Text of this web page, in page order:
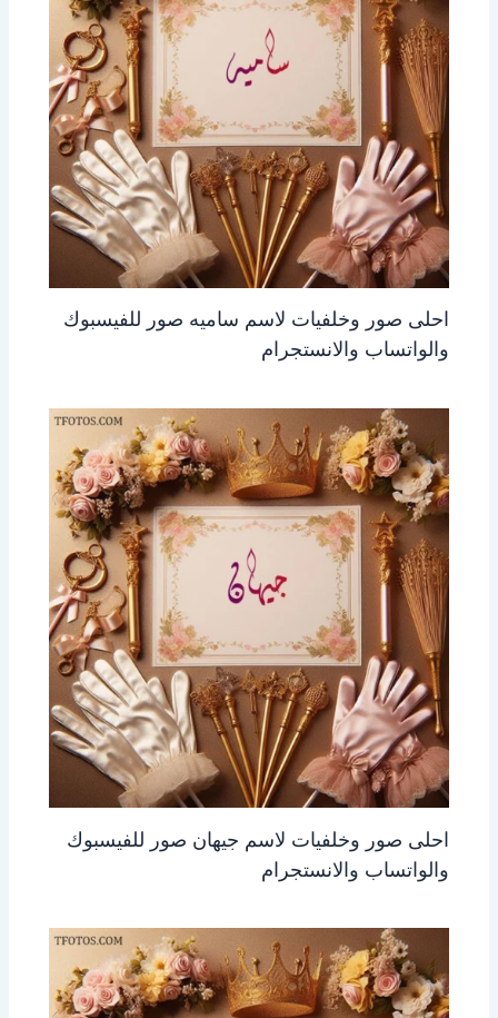
احلى صور وخلفيات لاسم ساميه صور للفيسبوك
والواتساب والانستجرام
احلى صور وخلفيات لاسم جيهان صور للفيسبوك
والواتساب والانستجرام